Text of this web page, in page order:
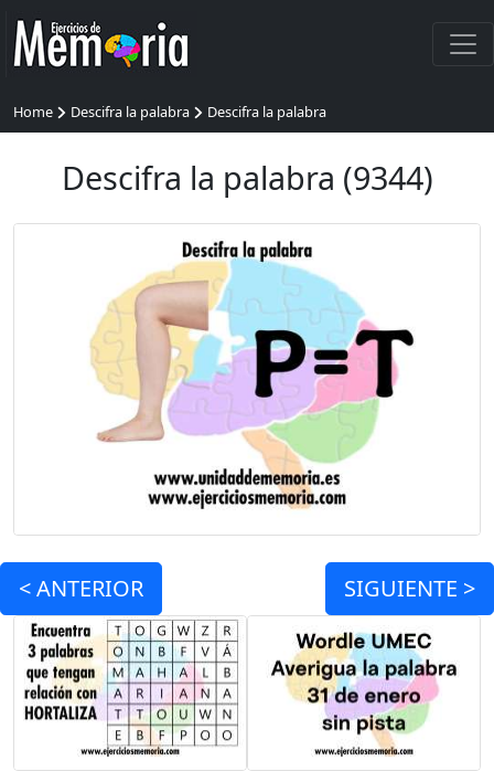
Home Descifra la palabra Descifra la palabra
Descifra la palabra (9344)
<ANTERIOR SIGUIENTE >